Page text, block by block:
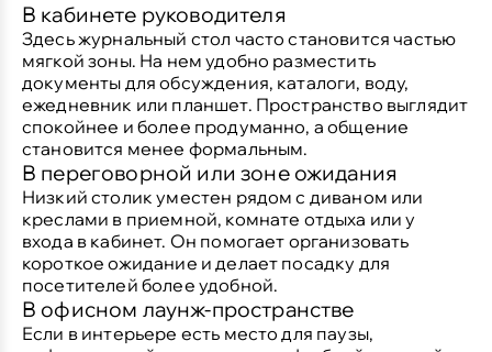
В кабинете руководителя
Здесь журнальный стол часто становится частью
мягкой зоны. На нем удобно разместить
документы для обсуждения, каталоги, воду,
ежедневник или планшет. Пространство выглядит
спокойнее и более продуманно, а общение
становится менее формальным.
В переговорной или зоне ожидания
Низкий столик уместен рядом с диваном или
креслами в приемной, комнате отдыха или у
входа в кабинет. Он помогает организовать
короткое ожидание и делает посадку для
посетителей более удобной.
В офисном лаунж-пространстве
Если в интерьере есть место для паузы,